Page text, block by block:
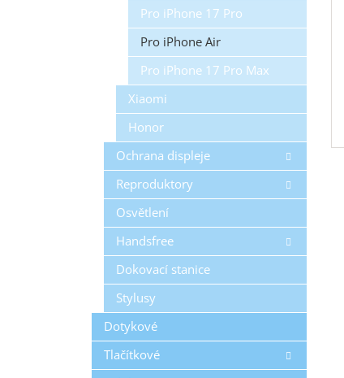
Pro iPhone 17 Pro
Pro iPhone Air
Pro iPhone 17 Pro Max
Xiaomi
Honor
Ochrana displeje
Reproduktory
Osvětlení
Handsfree
Dokovací stanice
Stylusy
Dotykové
Tlačítkové